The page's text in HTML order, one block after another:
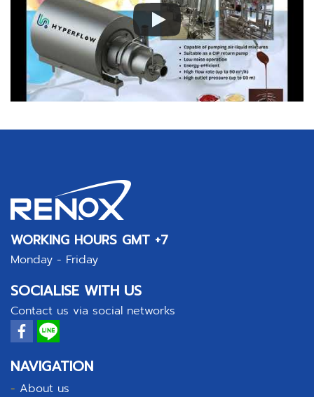
WORKING HOURS GMT +7
Monday - Friday
SOCIALISE WITH US
Contact us via social networks
NAVIGATION
- About us